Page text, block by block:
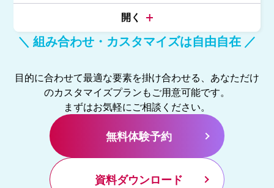
＼ 組み合わせ・カスタマイズは自由自在 ／
目的に合わせて最適な要素を掛け合わせる、あなただけ
のカスタマイズプランもご用意可能です。
まずはお気軽にご相談ください。
無料体験予約
資料ダウンロード